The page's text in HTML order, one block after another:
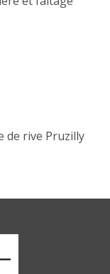
de rive Pruzilly